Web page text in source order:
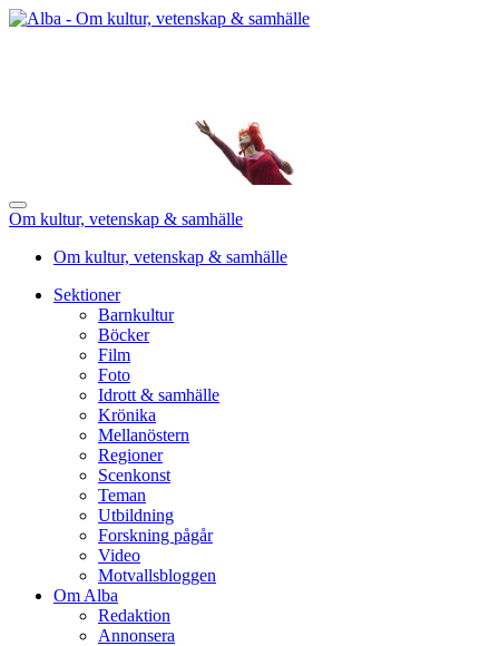
Om kultur, vetenskap & samhälle
Om kultur, vetenskap & samhälle
Sektioner
Barnkultur
Böcker
Film
Foto
Idrott & samhälle
Krönika
Mellanöstern
Regioner
Scenkonst
Teman
Utbildning
Forskning pågår
Video
Motvallsbloggen
Om Alba
Redaktion
Annonsera